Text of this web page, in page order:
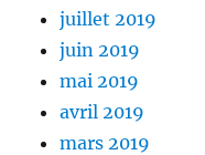
juillet 2019
juin 2019
mai 2019
avril 2019
mars 2019